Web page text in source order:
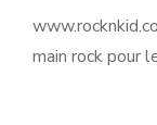
main rock pour